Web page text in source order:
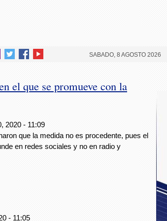
SABADO, 8 AGOSTO 2026
el que se promueve con la
2020 - 11:09
que la medida no es procedente, pues el
en redes sociales y no en radio y
- 11:05